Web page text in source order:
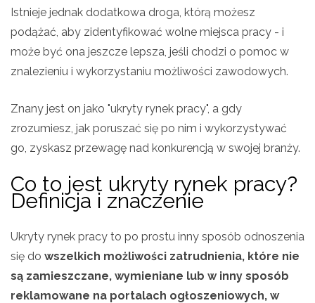
Istnieje jednak dodatkowa droga, którą możesz
podążać, aby zidentyfikować wolne miejsca pracy - i
może być ona jeszcze lepsza, jeśli chodzi o pomoc w
znalezieniu i wykorzystaniu możliwości zawodowych.
Znany jest on jako "ukryty rynek pracy", a gdy
zrozumiesz, jak poruszać się po nim i wykorzystywać
go, zyskasz przewagę nad konkurencją w swojej branży.
Co to jest ukryty rynek pracy?
Definicja i znaczenie
Ukryty rynek pracy to po prostu inny sposób odnoszenia
się do wszelkich możliwości zatrudnienia, które nie
są zamieszczane, wymieniane lub w inny sposób
reklamowane na portalach ogłoszeniowych, w